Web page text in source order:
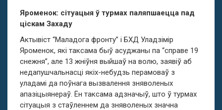
Яроменок: сітуацыя ў турмах паляпшаецца пад
ціскам Захаду
Актывіст “Маладога фронту” і БХД Уладзімір
Яроменок, які таксама быў асуджаны па “справе 19
снежня”, але 13 жніўня выйшаў на волю, заявіў аб
недапушчальнасці якіх-небудзь перамоваў з
уладамі да поўнага вызвалення зняволеных
апазіцыянераў. Ён таксама адзначыў, што ў турмах
сітуацыя з стаўленнем да зняволеных значна